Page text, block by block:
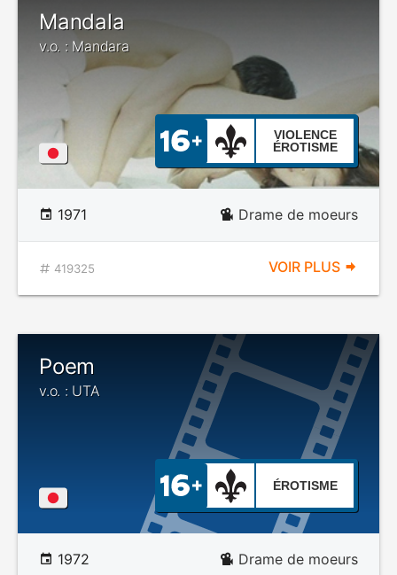
Mandala
v.o. : Mandara
VIOLENCE
ÉROTISME
1971 Drame de moeurs
419325 VOIR PLUS
Poem
v.o. : UTA
ÉROTISME
1972 Drame de moeurs